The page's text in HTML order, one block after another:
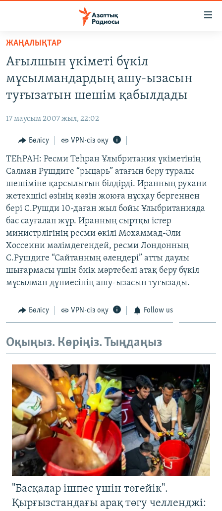
Skip
main
content
main
Navigation
Search
AZATTYQTV
АДАМ ҚҰҚЫҚТАРЫ
ӘЛЕУМЕТ
ӘЛЕМ
АРНАЙЫ ЖОБАЛАР
Русский
ЖАЗЫЛЫҢЫЗ
Басқа тілдерде
ЖАҢАЛЫҚТАР
Ағылшын үкіметі бүкіл
мұсылмандардың ашу-ызасын
туғызатын шешім қабылдады
17 маусым 2007 жыл, 22:02
Бөлісу VPN-сіз оқу
ТЕҺРАН: Ресми Теһран Ұлыбритания үкіметінің
Салман Рушдиге “рыцарь” атағын беру туралы
шешіміне қарсылығын білдірді. Иранның рухани
жетекшісі өзінің көзін жоюға нұсқау бергеннен
бері С.Рушди 10-даған жыл бойы Ұлыбританияда
бас сауғалап жүр. Иранның сыртқы істер
министрлігінің ресми өкілі Мохаммад-Әли
Хоссеини мәлімдегендей, ресми Лондонның
С.Рушдиге “Сайтанның өлеңдері” атты даулы
шығармасы үшін биік мәртебелі атақ беру бүкіл
мұсылман дүниесінің ашу-ызасын туғызады.
Бөлісу VPN-сіз оқу Follow us
Оқыңыз. Көріңіз. Тыңдаңыз
"Басқалар ішпес үшін төгейік".
Қырғызстандағы арақ төгу челленджі: